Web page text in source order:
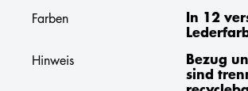
Farben
In 12
Hinweis
Bezug
sind